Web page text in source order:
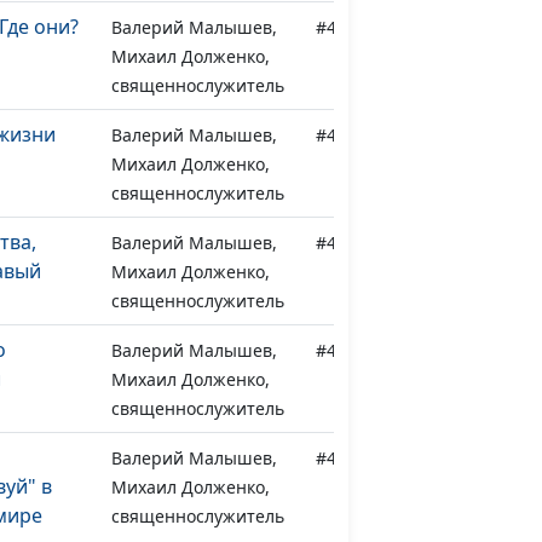
они?
Валерий Малышев,
Михаил Долженко,
священнослужитель
#458
Валерий Малышев,
Михаил Долженко,
священнослужитель
#457
Валерий Малышев,
Михаил Долженко,
священнослужитель
#456
Валерий Малышев,
Михаил Долженко,
священнослужитель
#455
в
Валерий Малышев,
Михаил Долженко,
священнослужитель
#454